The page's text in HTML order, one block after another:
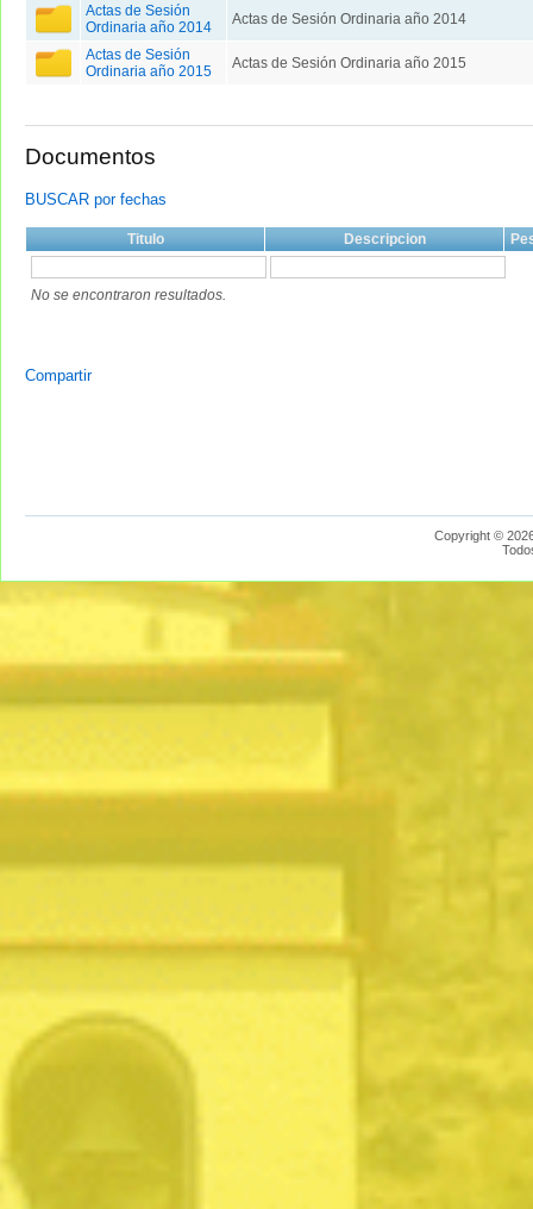
Actas de Sesión
Ordinaria año 2014
Actas de Sesión Ordinaria año 2014
Actas de Sesión
Ordinaria año 2015
Actas de Sesión Ordinaria año 2015
Documentos
BUSCAR por fechas
Titulo Descripcion
No se encontraron resultados.
Compartir
Copyright ©